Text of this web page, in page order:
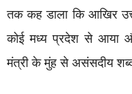
तक कह डाला कि आखिर
कोई मध्य प्रदेश से आया
मंत्री के मुंह से असंसदीय